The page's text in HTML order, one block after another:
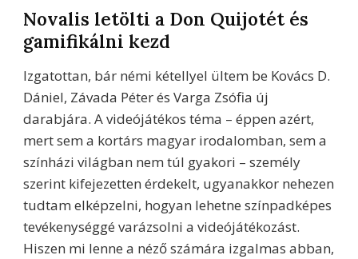
Novalis letölti a Don Quijotét és
gamifikálni kezd
Izgatottan, bár némi kétellyel ültem be Kovács D.
Dániel, Závada Péter és Varga Zsófia új
darabjára. A videójátékos téma – éppen azért,
mert sem a kortárs magyar irodalomban, sem a
színházi világban nem túl gyakori – személy
szerint kifejezetten érdekelt, ugyanakkor nehezen
tudtam elképzelni, hogyan lehetne színpadképes
tevékenységgé varázsolni a videójátékozást.
Hiszen mi lenne a néző számára izgalmas abban,